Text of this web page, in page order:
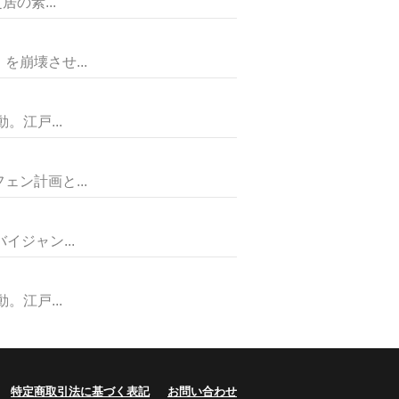
崩壊させ...
江戸...
ン計画と...
イジャン...
江戸...
特定商取引法に基づく表記 お問い合わせ